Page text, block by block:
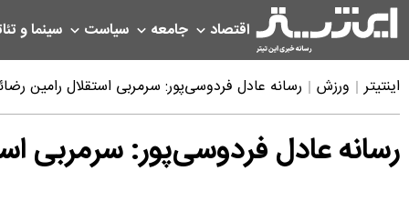
اقتصاد جامعه سیاست سینما و
اینتیتر ورزش رسانه عادل فردوسی‌پور: سرمربی استقلال رامین
رسانه عادل فردوسی‌پور: سرمربی